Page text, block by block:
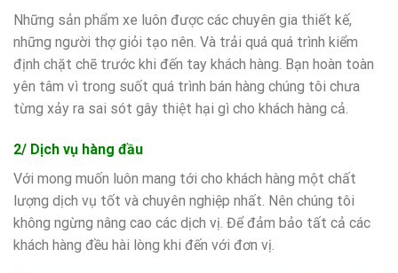
Những sản phẩm xe luôn được các chuyên gia thiết kế,
những người thợ giỏi tạo nên. Và trải quá quá trình kiểm
định chặt chẽ trước khi đến tay khách hàng. Bạn hoàn toàn
yên tâm vì trong suốt quá trình bán hàng chúng tôi chưa
từng xảy ra sai sót gây thiệt hại gì cho khách hàng cả.
2/ Dịch vụ hàng đầu
Với mong muốn luôn mang tới cho khách hàng một chất
lượng dịch vụ tốt và chuyên nghiệp nhất. Nên chúng tôi
không ngừng nâng cao các dịch vị. Để đảm bảo tất cả các
khách hàng đều hài lòng khi đến với đơn vị.